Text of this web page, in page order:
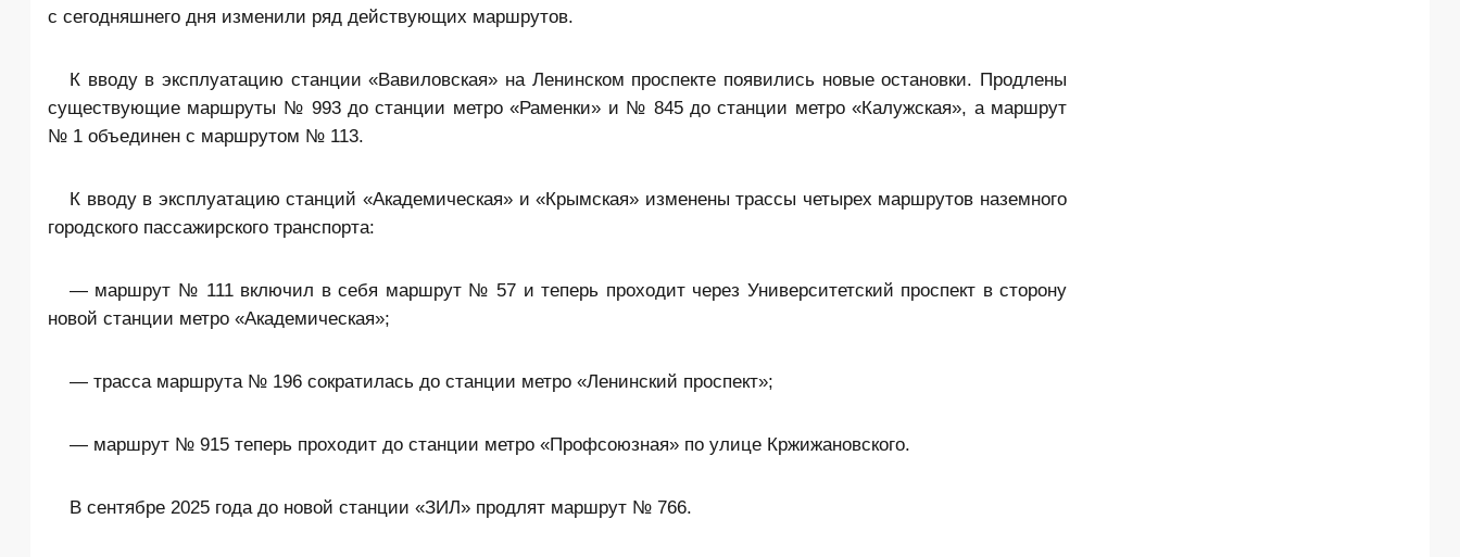
с сегодняшнего дня изменили ряд действующих маршрутов.
К вводу в эксплуатацию станции «Вавиловская» на Ленинском проспекте появились новые остановки. Продлены
существующие маршруты № 993 до станции метро «Раменки» и № 845 до станции метро «Калужская», а маршрут
№ 1 объединен с маршрутом № 113.
К вводу в эксплуатацию станций «Академическая» и «Крымская» изменены трассы четырех маршрутов наземного
городского пассажирского транспорта:
— маршрут № 111 включил в себя маршрут № 57 и теперь проходит через Университетский проспект в сторону
новой станции метро «Академическая»;
— трасса маршрута № 196 сократилась до станции метро «Ленинский проспект»;
— маршрут № 915 теперь проходит до станции метро «Профсоюзная» по улице Кржижановского.
В сентябре 2025 года до новой станции «ЗИЛ» продлят маршрут № 766.